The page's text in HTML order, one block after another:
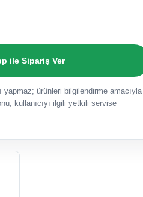
ile Sipariş Ver
yapmaz; ürünleri bilgilendirme amacıyla
kullanıcıyı ilgili yetkili servise